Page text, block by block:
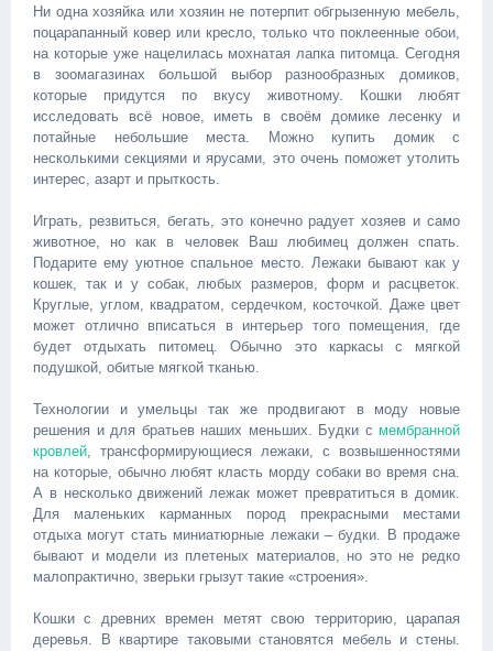
Ни одна хозяйка или хозяин не потерпит обгрызенную мебель,
поцарапанный ковер или кресло, только что поклеенные обои,
на которые уже нацелилась мохнатая лапка питомца. Сегодня
в зоомагазинах большой выбор разнообразных домиков,
которые придутся по вкусу животному. Кошки любят
исследовать всё новое, иметь в своём домике лесенку и
потайные небольшие места. Можно купить домик с
несколькими секциями и ярусами, это очень поможет утолить
интерес, азарт и прыткость.
Играть, резвиться, бегать, это конечно радует хозяев и само
животное, но как в человек Ваш любимец должен спать.
Подарите ему уютное спальное место. Лежаки бывают как у
кошек, так и у собак, любых размеров, форм и расцветок.
Круглые, углом, квадратом, сердечком, косточкой. Даже цвет
может отлично вписаться в интерьер того помещения, где
будет отдыхать питомец. Обычно это каркасы с мягкой
подушкой, обитые мягкой тканью.
Технологии и умельцы так же продвигают в моду новые
решения и для братьев наших меньших. Будки с мембранной
кровлей, трансформирующиеся лежаки, с возвышенностями
на которые, обычно любят класть морду собаки во время сна.
А в несколько движений лежак может превратиться в домик.
Для маленьких карманных пород прекрасными местами
отдыха могут стать миниатюрные лежаки – будки. В продаже
бывают и модели из плетеных материалов, но это не редко
малопрактично, зверьки грызут такие «строения».
Кошки с древних времен метят свою территорию, царапая
деревья. В квартире таковыми становятся мебель и стены.